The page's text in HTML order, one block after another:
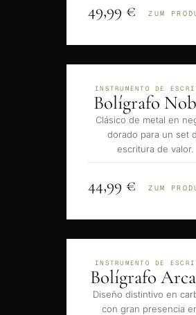
49,99 € ZUM
INSTRUMENTO DE
Bolígrafo
Clásico de metal en
dorado para un set
escritura de valor.
44,99 € ZUM
INSTRUMENTO DE
Bolígrafo
Diseño distintivo en
con gran presencia